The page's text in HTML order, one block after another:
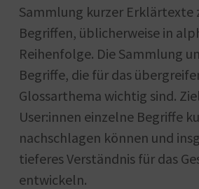
Sammlung kurzer Erklärtexte
Begriffen, üblicherweise in
Reihenfolge. Die Sammlung
Begriffe, die für das
Glossarthema wichtig sind.
User:innen einzelne Begriffe
nachschlagen können und
tieferes Verständnis für das
entwickeln.